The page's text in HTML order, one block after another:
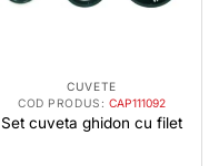
CUVETE
COD PRODUS: CAP111092
Set cuveta ghidon cu filet